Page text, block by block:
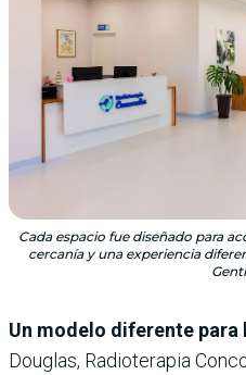
Cada espacio fue diseñado para
cercanía y una experiencia
Un modelo diferente para
Douglas, Radioterapia